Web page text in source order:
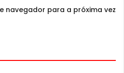
navegador para a próxima vez